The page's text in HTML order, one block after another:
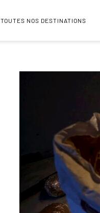
TOUTES NOS DESTINATIONS